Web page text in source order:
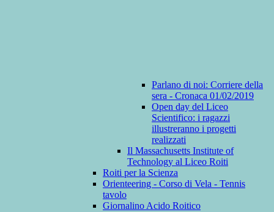
Parlano di noi: Corriere della
sera - Cronaca 01/02/2019
Open day del Liceo
Scientifico: i ragazzi
illustreranno i progetti
realizzati
Il Massachusetts Institute of
Technology al Liceo Roiti
Roiti per la Scienza
Orienteering - Corso di Vela - Tennis
tavolo
Giornalino Acido Roitico